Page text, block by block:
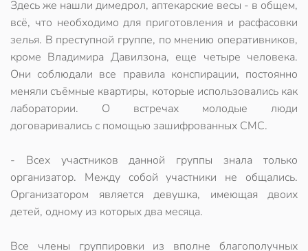
Здесь же нашли димедрол, аптекарские весы - в общем,
всё, что необходимо для приготовления и расфасовки
зелья. В преступной группе, по мнению оперативников,
кроме Владимира Давилзона, еще четыре человека.
Они соблюдали все правила конспирации, постоянно
меняли съёмные квартиры, которые использовались как
лаборатории. О встречах молодые люди
договаривались с помощью зашифрованных СМС.
- Всех участников данной группы знала только
организатор. Между собой участники не общались.
Организатором является девушка, имеющая двоих
детей, одному из которых два месяца.
Все члены группировки из вполне благополучных